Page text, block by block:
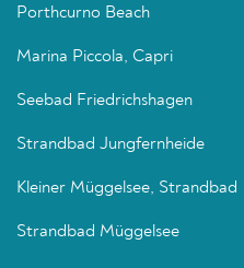
Porthcurno Beach
Marina Piccola, Capri
Seebad Friedrichshagen
Strandbad Jungfernheide
Kleiner Müggelsee, Strandbad
Strandbad Müggelsee